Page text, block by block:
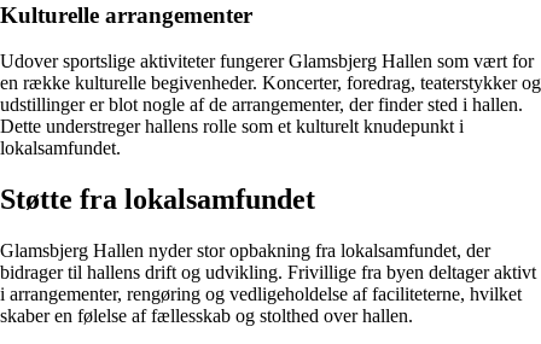
Kulturelle arrangementer
Udover sportslige aktiviteter fungerer Glamsbjerg Hallen som vært for
en række kulturelle begivenheder. Koncerter, foredrag, teaterstykker og
udstillinger er blot nogle af de arrangementer, der finder sted i hallen.
Dette understreger hallens rolle som et kulturelt knudepunkt i
lokalsamfundet.
Støtte fra lokalsamfundet
Glamsbjerg Hallen nyder stor opbakning fra lokalsamfundet, der
bidrager til hallens drift og udvikling. Frivillige fra byen deltager aktivt
i arrangementer, rengøring og vedligeholdelse af faciliteterne, hvilket
skaber en følelse af fællesskab og stolthed over hallen.